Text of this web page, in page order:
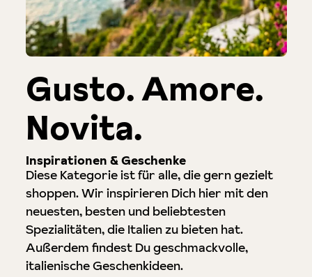
Gusto. Amore.
Novita.
Inspirationen & Geschenke
Diese Kategorie ist für alle, die gern gezielt
shoppen. Wir inspirieren Dich hier mit den
neuesten, besten und beliebtesten
Spezialitäten, die Italien zu bieten hat.
Außerdem findest Du geschmackvolle,
italienische Geschenkideen.